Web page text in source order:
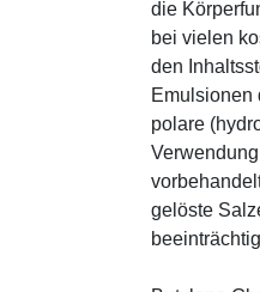
die
bei vielen
den
Emulsionen
polare
gelöste